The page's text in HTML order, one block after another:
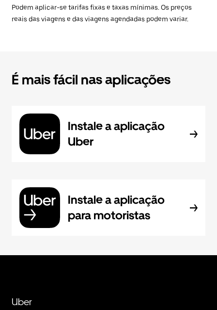
Podem aplicar-se tarifas fixas e taxas mínimas. Os preços
reais das viagens e das viagens agendadas podem variar.
É mais fácil nas aplicações
Instale a aplicação
Uber
Instale a aplicação
para motoristas
Uber